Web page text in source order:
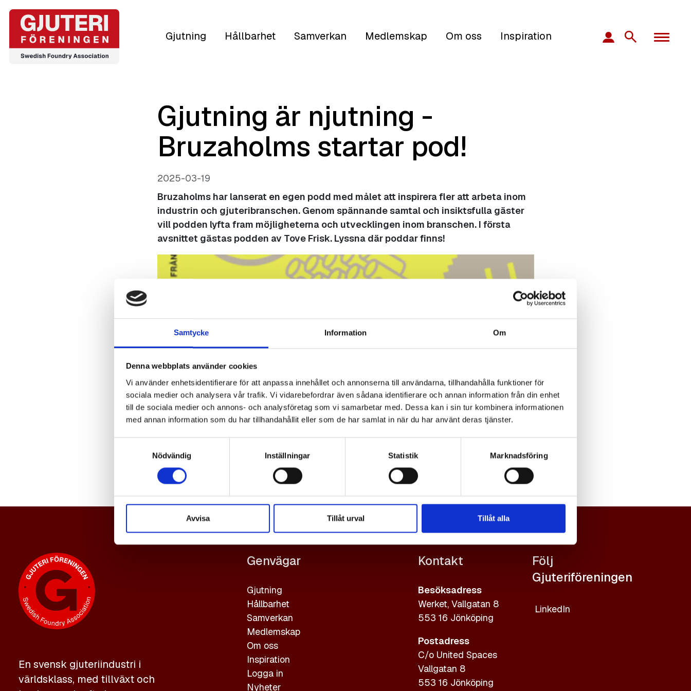
Samtycke Information Om
Denna webbplats använder cookies
Vi använder enhetsidentifierare för att anpassa innehållet och annonserna till användarna, tillhandahålla funktioner för
sociala medier och analysera vår trafik. Vi vidarebefordrar även sådana identifierare och annan information från din enhet
till de sociala medier och annons- och analysföretag som vi samarbetar med. Dessa kan i sin tur kombinera informationen
med annan information som du har tillhandahållit eller som de har samlat in när du har använt deras tjänster.
Nödvändig
Inställningar Statistik Marknadsföring
Avvisa Tillåt urval Tillåt alla
Gjutning Hållbarhet Samverkan Medlemskap Om oss Inspiration
Gjutning är njutning -
Bruzaholms startar pod!
2025-03-19
Bruzaholms har lanserat en egen podd med målet att inspirera fler att arbeta inom
industrin och gjuteribranschen. Genom spännande samtal och insiktsfulla gäster
vill podden lyfta fram möjligheterna och utvecklingen inom branschen. I första
avsnittet gästas podden av Tove Frisk. Lyssna där poddar finns!
En svensk gjuteriindustri i
världsklass, med tillväxt och
Genvägar
Gjutning
Hållbarhet
Samverkan
Medlemskap
Om oss
Inspiration
Logga in
Nyheter
Kontakt
Besöksadress
Werket, Vallgatan 8
553 16 Jönköping
Postadress
C/o United Spaces
Vallgatan 8
553 16 Jönköping
Följ
Gjuteriföreningen
LinkedIn